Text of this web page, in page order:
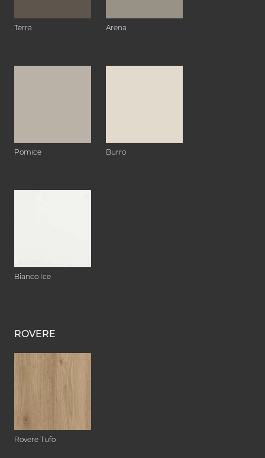
Terra Arena
Pomice Burro
Bianco Ice
ROVERE
Rovere Tufo